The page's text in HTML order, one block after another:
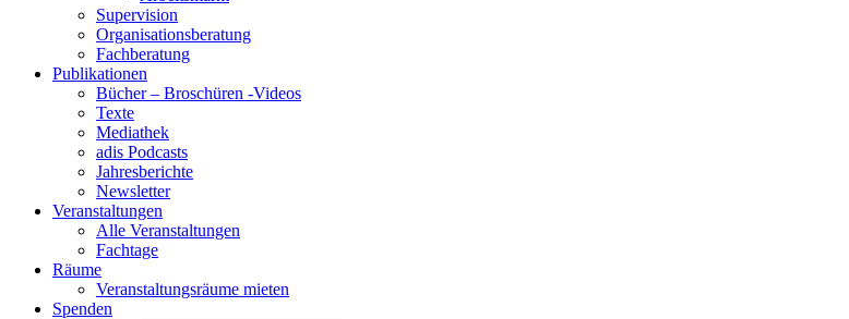
Supervision
Organisationsberatung
Fachberatung
Publikationen
Bücher – Broschüren -Videos
Texte
Mediathek
adis Podcasts
Jahresberichte
Newsletter
Veranstaltungen
Alle Veranstaltungen
Fachtage
Räume
Veranstaltungsräume mieten
Spenden